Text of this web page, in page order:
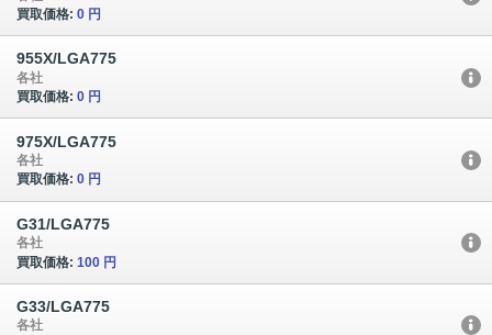
買取価格: 0 円
955X/LGA775
各社
買取価格: 0 円
975X/LGA775
各社
買取価格: 0 円
G31/LGA775
各社
買取価格: 100 円
G33/LGA775
各社